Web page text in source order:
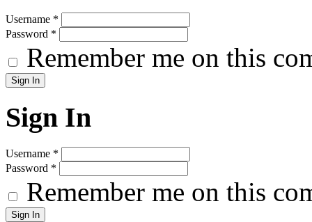
Username *
Password *
Remember me on this
Sign In
Username *
Password *
Remember me on this